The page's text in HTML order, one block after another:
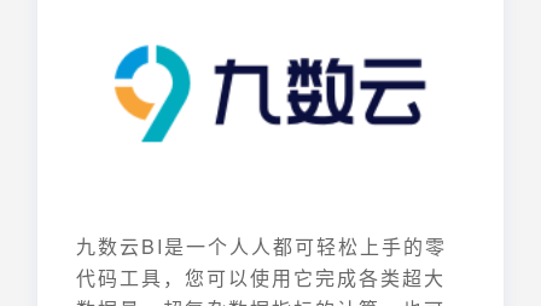
九数云BI是一个人人都可轻松上手的零
代码工具，您可以使用它完成各类超大